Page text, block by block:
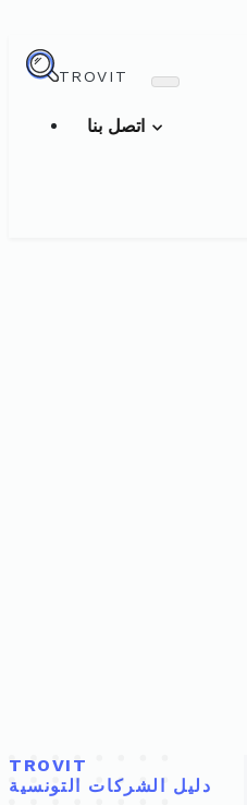
TROVIT
TROVIT
دليل الشركات التونسية